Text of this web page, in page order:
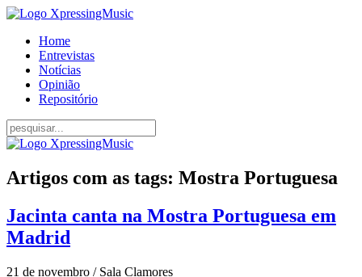
Home
Entrevistas
Notícias
Opinião
Repositório
Artigos com as tags: Mostra Portuguesa
Jacinta canta na Mostra Portuguesa em
Madrid
21 de novembro / Sala Clamores